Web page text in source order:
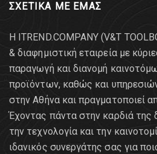
ΣΧΕΤΙΚΑ ΜΕ ΕΜΑΣ
Η ITREND.COMPANY (V&T
& διαφημιστική εταιρεία με
παραγωγή και διανομή
προϊόντων, καθώς και
στην Αθήνα και πραγματοποιεί
Έχοντας πάντα στην καρδιά της
την τεχνολογία και την
ιδανικός συνεργάτης σας για